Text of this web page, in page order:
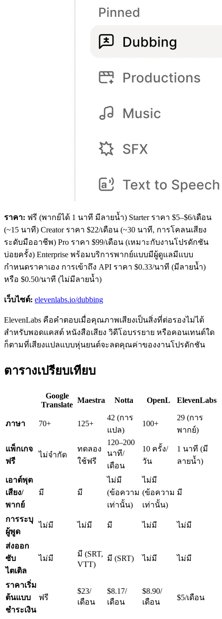
ราคา: ฟรี (พากย์ได้ 1 นาที มีลายน้ำ) Starter ราคา $5–$6/เดือน
(~15 นาที) Creator ราคา $22/เดือน (~30 นาที, การโคลนเสียง
ระดับมืออาชีพ) Pro ราคา $99/เดือน (เหมาะกับงานโปรดักชัน
บ่อยครั้ง) Enterprise พร้อมบริการพากย์แบบมีผู้ดูแลมีแบบ
กำหนดราคาเอง การเข้าถึง API ราคา $0.33/นาที (มีลายน้ำ)
หรือ $0.50/นาที (ไม่มีลายน้ำ)
เว็บไซต์: elevenlabs.io/dubbing
ElevenLabs คือคำตอบเมื่อคุณภาพเสียงเป็นสิ่งที่ต่อรองไม่ได้
สำหรับพอดแคสต์ หนังสือเสียง วิดีโอบรรยาย หรือคอนเทนต์ใด
ก็ตามที่เสียงแปลแบบหุ่นยนต์จะลดคุณค่าของงานโปรดักชัน
ตารางเปรียบเทียบ
Google
Translate
Maestra Notta OpenL ElevenLabs
ภาษา 70+ 125+
42 (การ
แปล)
100+
29 (การ
พากย์)
แพ็กเกจ
ฟรี
ไม่จำกัด
ทดลอง
ใช้ฟรี
120–200
นาที/
เดือน
10 ครั้ง/
วัน
1 นาที (มี
ลายน้ำ)
เอาต์พุต
เสียง/
พากย์
มี มี
ไม่มี
(ข้อความ
เท่านั้น)
ไม่มี
(ข้อความ
เท่านั้น)
มี
การระบุ
ผู้พูด
ไม่มี ไม่มี มี ไม่มี ไม่มี
ส่งออก
ซับ
ไตเติล
ไม่มี
มี (SRT,
VTT)
มี (SRT) ไม่มี ไม่มี
ราคาเริ่ม
ต้นแบบ
ชำระเงิน
ฟรี
$23/
เดือน
$8.17/
เดือน
$8.90/
เดือน
$5/เดือน